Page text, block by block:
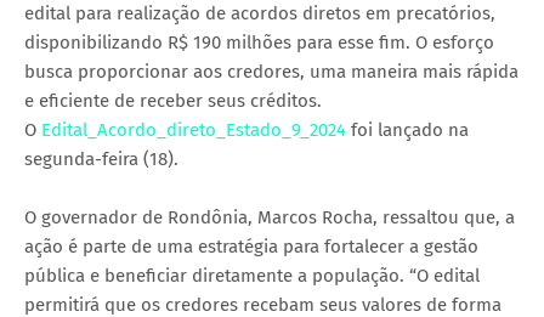
edital para realização de acordos diretos em precatórios,
disponibilizando R$ 190 milhões para esse fim. O esforço
busca proporcionar aos credores, uma maneira mais rápida
e eficiente de receber seus créditos.
O Edital_Acordo_direto_Estado_9_2024 foi lançado na
segunda-feira (18).
O governador de Rondônia, Marcos Rocha, ressaltou que, a
ação é parte de uma estratégia para fortalecer a gestão
pública e beneficiar diretamente a população. “O edital
permitirá que os credores recebam seus valores de forma